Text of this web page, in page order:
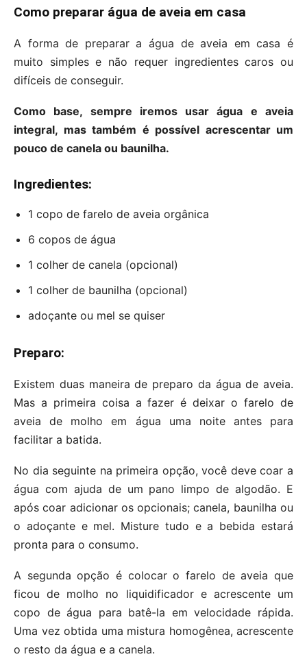
Como preparar água de aveia em casa
A forma de preparar a água de aveia em casa é
muito simples e não requer ingredientes caros ou
difíceis de conseguir.
Como base, sempre iremos usar água e aveia
integral, mas também é possível acrescentar um
pouco de canela ou baunilha.
Ingredientes:
1 copo de farelo de aveia orgânica
6 copos de água
1 colher de canela (opcional)
1 colher de baunilha (opcional)
adoçante ou mel se quiser
Preparo:
Existem duas maneira de preparo da água de aveia.
Mas a primeira coisa a fazer é deixar o farelo de
aveia de molho em água uma noite antes para
facilitar a batida.
No dia seguinte na primeira opção, você deve coar a
água com ajuda de um pano limpo de algodão. E
após coar adicionar os opcionais; canela, baunilha ou
o adoçante e mel. Misture tudo e a bebida estará
pronta para o consumo.
A segunda opção é colocar o farelo de aveia que
ficou de molho no liquidificador e acrescente um
copo de água para batê-la em velocidade rápida.
Uma vez obtida uma mistura homogênea, acrescente
o resto da água e a canela.